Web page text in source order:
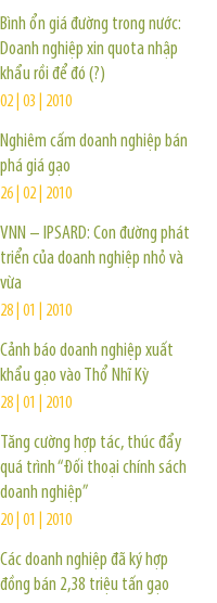
Bình ổn giá đường trong nước:
Doanh nghiệp xin quota nhập
khẩu rồi để đó (?)
02 | 03 | 2010
Nghiêm cấm doanh nghiệp bán
phá giá gạo
26 | 02 | 2010
VNN – IPSARD: Con đường phát
triển của doanh nghiệp nhỏ và
vừa
28 | 01 | 2010
Cảnh báo doanh nghiệp xuất
khẩu gạo vào Thổ Nhĩ Kỳ
28 | 01 | 2010
Tăng cường hợp tác, thúc đẩy
quá trình “Đối thoại chính sách
doanh nghiệp”
20 | 01 | 2010
Các doanh nghiệp đã ký hợp
đồng bán 2,38 triệu tấn gạo